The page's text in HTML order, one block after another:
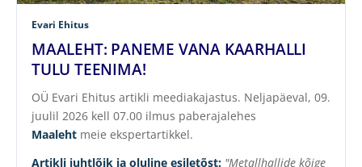
Evari Ehitus
MAALEHT: PANEME VANA KAARHALLI
TULU TEENIMA!
OÜ Evari Ehitus artikli meediakajastus. Neljapäeval, 09.
juulil 2026 kell 07.00 ilmus paberajalehes
Maaleht meie ekspertartikkel.
Artikli juhtlõik ja oluline esiletõst: "Metallhallide kõige